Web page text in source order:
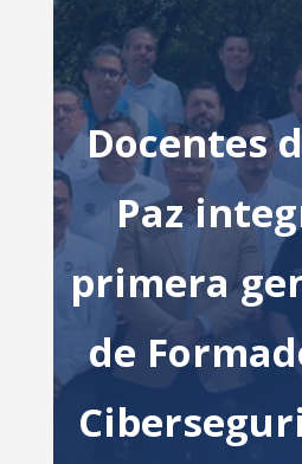
Docentes
Paz
primera
de